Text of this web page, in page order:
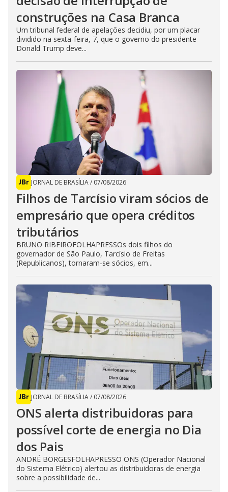
construções na Casa Branca
Um tribunal federal de apelações decidiu, por um placar
dividido na sexta-feira, 7, que o governo do presidente
Donald Trump deve...
JORNAL DE BRASÍLIA/ 07/08/2026
Filhos de Tarcísio viram sócios de
empresário que opera créditos
tributários
BRUNO RIBEIROFOLHAPRESSOs dois filhos do
governador de São Paulo, Tarcísio de Freitas
(Republicanos), tornaram-se sócios, em...
JORNAL DE BRASÍLIA/ 07/08/2026
ONS alerta distribuidoras para
possível corte de energia no Dia
dos Pais
ANDRÉ BORGESFOLHAPRESSO ONS (Operador Nacional
do Sistema Elétrico) alertou as distribuidoras de energia
sobre a possibilidade de...